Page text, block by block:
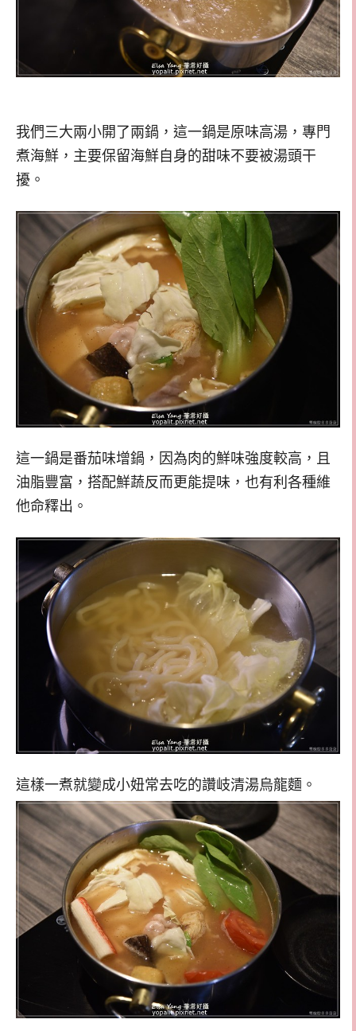
我們三大兩小開了兩鍋，這一鍋是原味高湯，專門
煮海鮮，主要保留海鮮自身的甜味不要被湯頭干
擾。
這一鍋是番茄味增鍋，因為肉的鮮味強度較高，且
油脂豐富，搭配鮮蔬反而更能提味，也有利各種維
他命釋出。
這樣一煮就變成小妞常去吃的讚岐清湯烏龍麵。